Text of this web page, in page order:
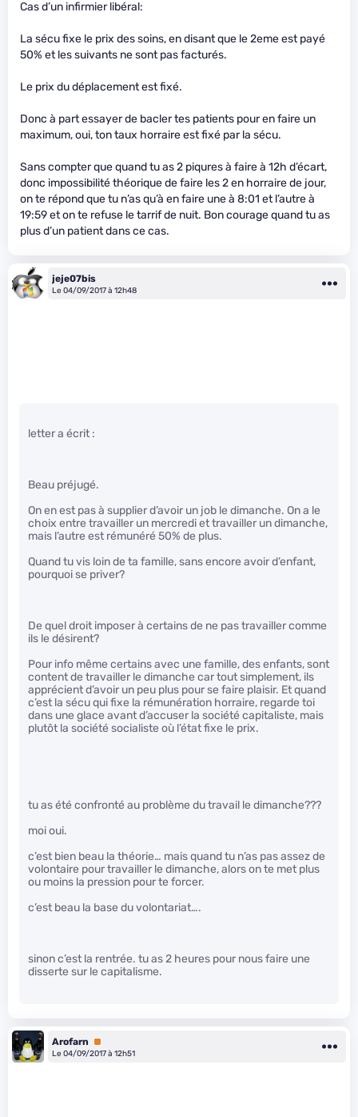
Cas d’un infirmier libéral:
La sécu fixe le prix des soins, en disant que le 2eme est payé
50% et les suivants ne sont pas facturés.
Le prix du déplacement est fixé.
Donc à part essayer de bacler tes patients pour en faire un
maximum, oui, ton taux horraire est fixé par la sécu.
Sans compter que quand tu as 2 piqures à faire à 12h d’écart,
donc impossibilité théorique de faire les 2 en horraire de jour,
on te répond que tu n’as qu’à en faire une à 8:01 et l’autre à
19:59 et on te refuse le tarrif de nuit. Bon courage quand tu as
plus d’un patient dans ce cas.
jeje07bis
Le 04/09/2017 à 12h48
letter a écrit :
Beau préjugé.
On en est pas à supplier d’avoir un job le dimanche. On a le
choix entre travailler un mercredi et travailler un dimanche,
mais l’autre est rémunéré 50% de plus.
Quand tu vis loin de ta famille, sans encore avoir d’enfant,
pourquoi se priver?
De quel droit imposer à certains de ne pas travailler comme
ils le désirent?
Pour info même certains avec une famille, des enfants, sont
content de travailler le dimanche car tout simplement, ils
apprécient d’avoir un peu plus pour se faire plaisir. Et quand
c’est la sécu qui fixe la rémunération horraire, regarde toi
dans une glace avant d’accuser la société capitaliste, mais
plutôt la société socialiste où l’état fixe le prix.
tu as été confronté au problème du travail le dimanche???
moi oui.
c’est bien beau la théorie… mais quand tu n’as pas assez de
volontaire pour travailler le dimanche, alors on te met plus
ou moins la pression pour te forcer.
c’est beau la base du volontariat….
sinon c’est la rentrée. tu as 2 heures pour nous faire une
disserte sur le capitalisme.
Arofarn
Premium
Le 04/09/2017 à 12h51